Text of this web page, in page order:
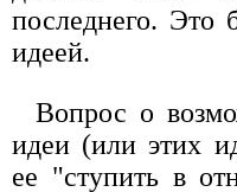
последнего. Это
идеей.
Вопрос о
идеи (или этих
ее "ступить в